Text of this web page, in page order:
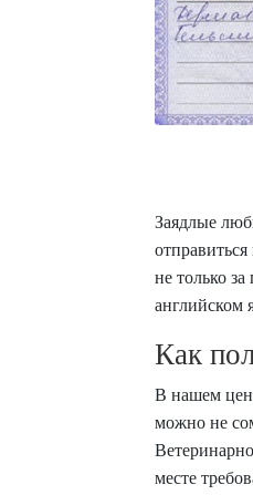
Заядлые
не только
английском
Как
В нашем
можно не
месте